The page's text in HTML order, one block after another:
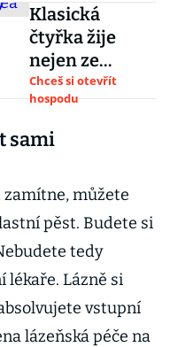
Klasická
čtyřka žije
nejen ze
štamgastů.
Nádražka v
Radotíně vábí
na nízké ceny a
Chceš si otevřít
hospodu
sami
zamítne, můžete
pěst. Budete si
tedy
lékaře. Lázně si
vstupní
lázeňská péče na